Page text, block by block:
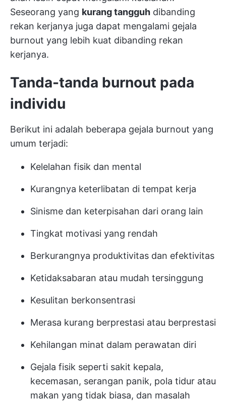
Seseorang yang kurang tangguh dibanding
rekan kerjanya juga dapat mengalami gejala
burnout yang lebih kuat dibanding rekan
kerjanya.
Tanda-tanda burnout pada
individu
Berikut ini adalah beberapa gejala burnout yang
umum terjadi:
Kelelahan fisik dan mental
Kurangnya keterlibatan di tempat kerja
Sinisme dan keterpisahan dari orang lain
Tingkat motivasi yang rendah
Berkurangnya produktivitas dan efektivitas
Ketidaksabaran atau mudah tersinggung
Kesulitan berkonsentrasi
Merasa kurang berprestasi atau berprestasi
Kehilangan minat dalam perawatan diri
Gejala fisik seperti sakit kepala,
kecemasan, serangan panik, pola tidur atau
makan yang tidak biasa, dan masalah